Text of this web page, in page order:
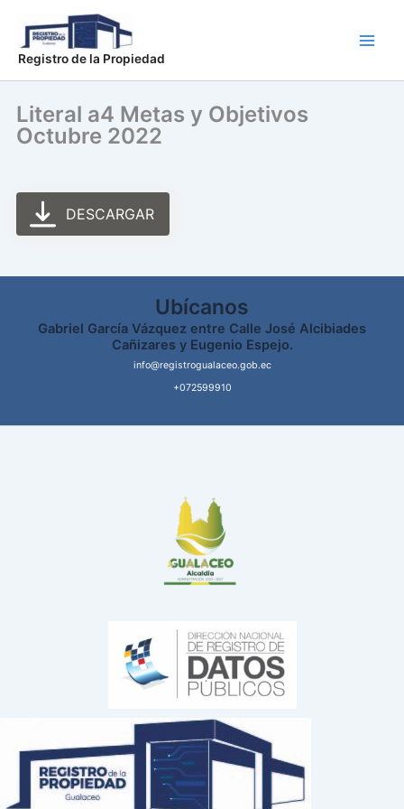
contenido
Registro de la Propiedad
Literal a4 Metas y Objetivos
Octubre 2022
DESCARGAR
Ubícanos
Gabriel García Vázquez entre Calle José Alcibiades
Cañizares y Eugenio Espejo.
info@registrogualaceo.gob.ec
+072599910